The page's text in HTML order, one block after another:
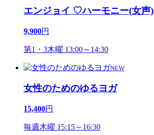
エンジョイ ♡ハーモニー(女声)
9,900円
第1・3木曜 13:00～14:30
NEW
女性のためのゆるヨガ
15,400円
毎週木曜 15:15～16:30